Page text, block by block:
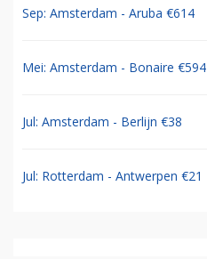
Sep: Amsterdam - Aruba €614
Mei: Amsterdam - Bonaire €594
Jul: Amsterdam - Berlijn €38
Jul: Rotterdam - Antwerpen €21